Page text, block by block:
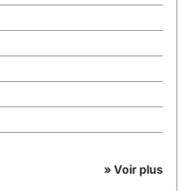
» Voir plus